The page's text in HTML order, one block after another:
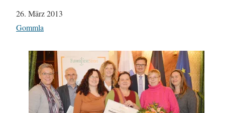
Datum
26. März 2013
In Bezug auf
Gommla